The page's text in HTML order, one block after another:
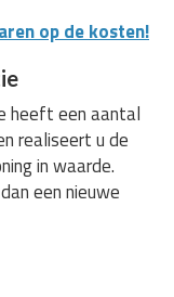
op de kosten!
heeft een aantal
realiseert u de
in waarde.
een nieuwe